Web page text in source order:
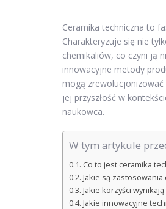
Ceramika techniczna to
Charakteryzuje się nie
chemikaliów, co czyni ją
innowacyjne metody
mogą zrewolucjonizować
jej przyszłość w
naukowca.
W tym artykule
Co to jest ceramika
Jakie są
Jakie korzyści
Jakie innowacyjne